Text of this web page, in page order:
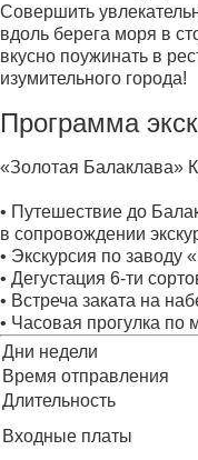
Совершить
вдоль берега моря в
вкусно поужинать в
изумительного города!
Программа
«Золотая Балаклава»
• Путешествие до
в сопровождении
• Экскурсия по заводу
• Дегустация 6-ти
• Встреча заката на
• Часовая прогулка по
Дни недели
Время отправления
Длительность
Входные платы